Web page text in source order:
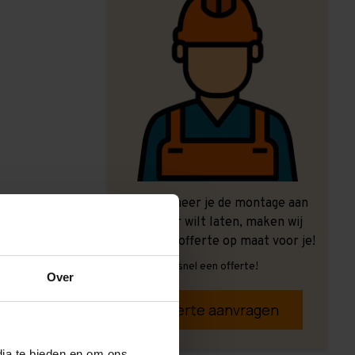
Over
Ook wanneer je de montage aan
ons over wilt laten, maken wij
graag een offerte op maat voor je!
Vrijblijvend, snel een offerte!
Offerte aanvragen